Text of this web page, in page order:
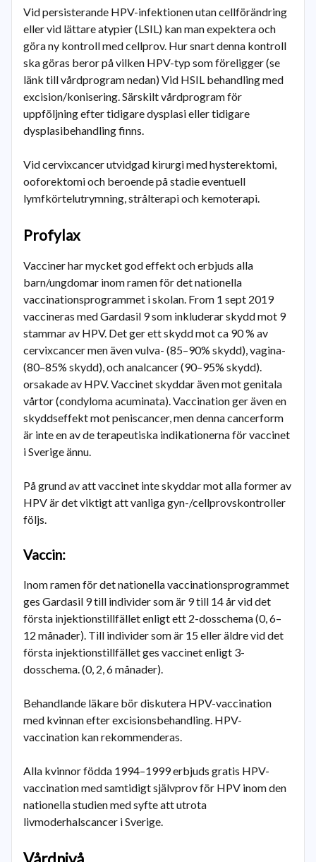
Vid persisterande HPV-infektionen utan cellförändring
eller vid lättare atypier (LSIL) kan man expektera och
göra ny kontroll med cellprov. Hur snart denna kontroll
ska göras beror på vilken HPV-typ som föreligger (se
länk till vårdprogram nedan) Vid HSIL behandling med
excision/konisering. Särskilt vårdprogram för
uppföljning efter tidigare dysplasi eller tidigare
dysplasibehandling finns.
Vid cervixcancer utvidgad kirurgi med hysterektomi,
ooforektomi och beroende på stadie eventuell
lymfkörtelutrymning, strålterapi och kemoterapi.
Profylax
Vacciner har mycket god effekt och erbjuds alla
barn/ungdomar inom ramen för det nationella
vaccinationsprogrammet i skolan. From 1 sept 2019
vaccineras med Gardasil 9 som inkluderar skydd mot 9
stammar av HPV. Det ger ett skydd mot ca 90 % av
cervixcancer men även vulva- (85–90% skydd), vagina-
(80–85% skydd), och analcancer (90–95% skydd).
orsakade av HPV. Vaccinet skyddar även mot genitala
vårtor (condyloma acuminata). Vaccination ger även en
skyddseffekt mot peniscancer, men denna cancerform
är inte en av de terapeutiska indikationerna för vaccinet
i Sverige ännu.
På grund av att vaccinet inte skyddar mot alla former av
HPV är det viktigt att vanliga gyn-/cellprovskontroller
följs.
Vaccin:
Inom ramen för det nationella vaccinationsprogrammet
ges Gardasil 9 till individer som är 9 till 14 år vid det
första injektionstillfället enligt ett 2-dosschema (0, 6–
12 månader). Till individer som är 15 eller äldre vid det
första injektionstillfället ges vaccinet enligt 3-
dosschema. (0, 2, 6 månader).
Behandlande läkare bör diskutera HPV-vaccination
med kvinnan efter excisionsbehandling. HPV-
vaccination kan rekommenderas.
Alla kvinnor födda 1994–1999 erbjuds gratis HPV-
vaccination med samtidigt självprov för HPV inom den
nationella studien med syfte att utrota
livmoderhalscancer i Sverige.